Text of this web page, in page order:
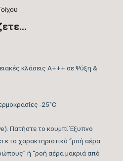
κλάσεις Α+++ σε Ψύξη &
-25˚C
Πατήστε το κουμπί Έξυπνο
το χαρακτηριστικό “ροή αέρα
ή “ροή αέρα μακριά από
ΝΑΙ
Δράσης: Φίλτρο Cold
Vitamin C – Φίλτρο
Negative Ion